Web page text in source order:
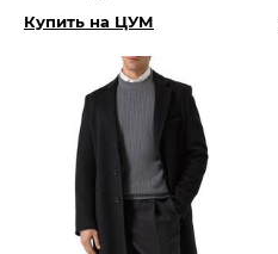
Купить на ЦУМ